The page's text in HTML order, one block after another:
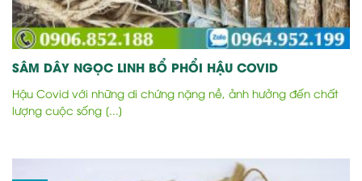
SÂM DÂY NGỌC LINH BỔ PHỔI HẬU COVID
Hậu Covid với những di chứng nặng nề, ảnh hưởng đến chất
lượng cuộc sống [...]